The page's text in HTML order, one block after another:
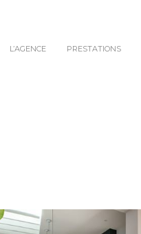
L’AGENCE PRESTATIONS